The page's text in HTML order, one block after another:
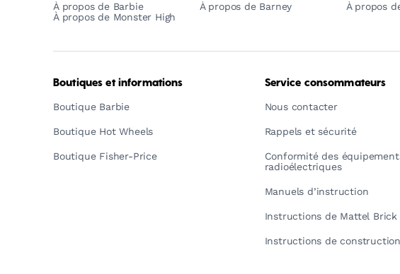
À propos de Barbie À propos de Barney À propos
À propos de Monster High
Boutiques et informations
Boutique Barbie
Boutique Hot Wheels
Boutique Fisher-Price
Service consommateurs
Nous contacter
Rappels et sécurité
Conformité des
radioélectriques
Manuels d’instruction
Instructions de Mattel Brick
Instructions de construction